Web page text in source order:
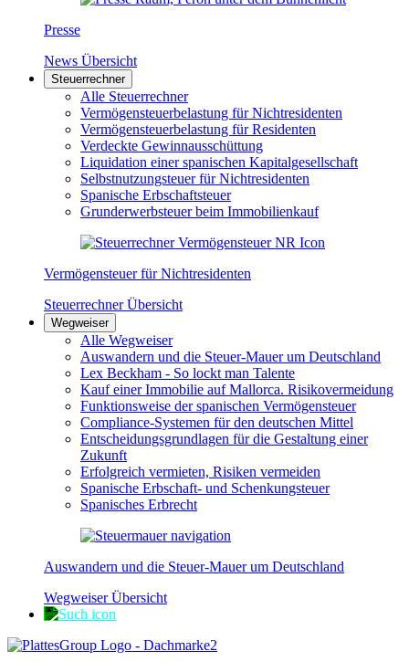
Presse
News Übersicht
Steuerrechner
Alle Steuerrechner
Vermögensteuerbelastung für Nichtresidenten
Vermögensteuerbelastung für Residenten
Verdeckte Gewinnausschüttung
Liquidation einer spanischen Kapitalgesellschaft
Selbstnutzungsteuer für Nichtresidenten
Spanische Erbschaftsteuer
Grunderwerbsteuer beim Immobilienkauf
Vermögensteuer für Nichtresidenten
Steuerrechner Übersicht
Wegweiser
Alle Wegweiser
Auswandern und die Steuer-Mauer um Deutschland
Lex Beckham - So lockt man Talente
Kauf einer Immobilie auf Mallorca. Risikovermeidung
Funktionsweise der spanischen Vermögensteuer
Compliance-Systemen für den deutschen Mittel
Entscheidungsgrundlagen für die Gestaltung einer
Zukunft
Erfolgreich vermieten, Risiken vermeiden
Spanische Erbschaft- und Schenkungsteuer
Spanisches Erbrecht
Auswandern und die Steuer-Mauer um Deutschland
Wegweiser Übersicht